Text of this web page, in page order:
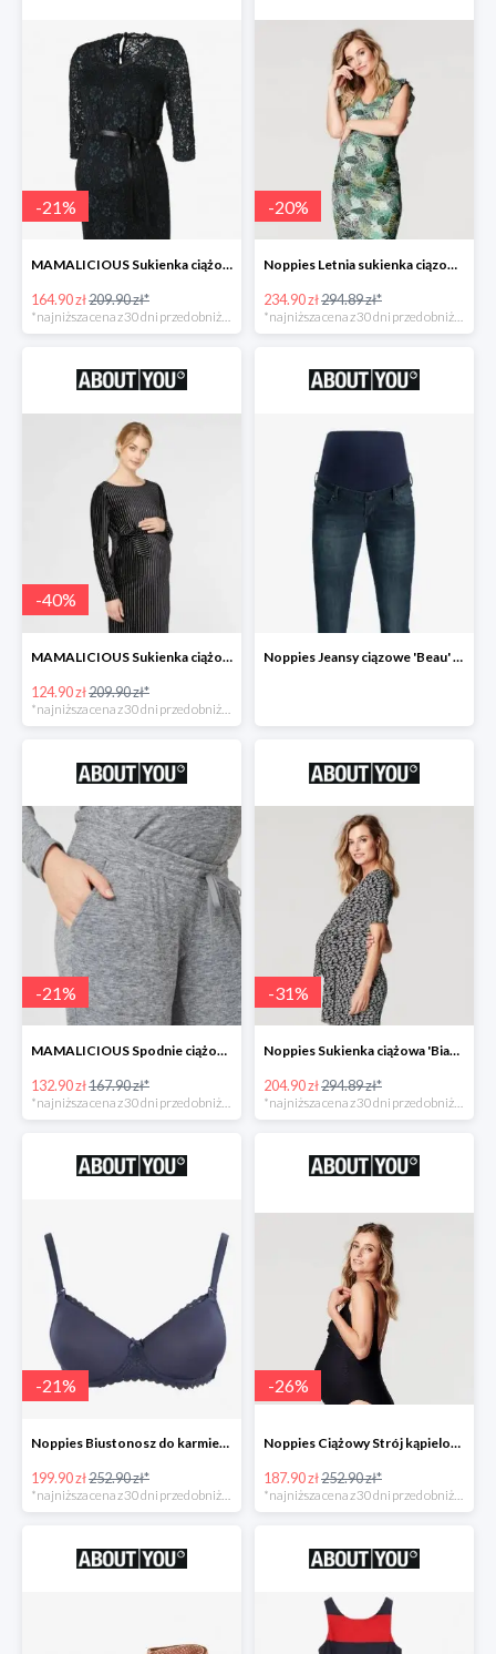
-21%
MAMALICIOUS Sukienka ciążowa -21%
164.90 zł209.90 zł*
-20%
Noppies Letnia sukienka ciązowa 'Belle' -20%
234.90 zł294.89 zł*
-40%
MAMALICIOUS Sukienka ciążowa -40%
124.90 zł209.90 zł*
*najniższa cena z 30 dni przed obniżką
Noppies Jeansy ciązowe 'Beau' -51%
-21%
MAMALICIOUS Spodnie ciążowe -21%
132.90 zł167.90 zł*
-31%
Noppies Sukienka ciążowa 'Bianca' -31%
204.90 zł294.89 zł*
-21%
Noppies Biustonosz do karmienia 'Geo Lace' -21%
199.90 zł252.90 zł*
-26%
Noppies Ciążowy Strój kąpielowy 'Bibi' -26%
187.90 zł252.90 zł*